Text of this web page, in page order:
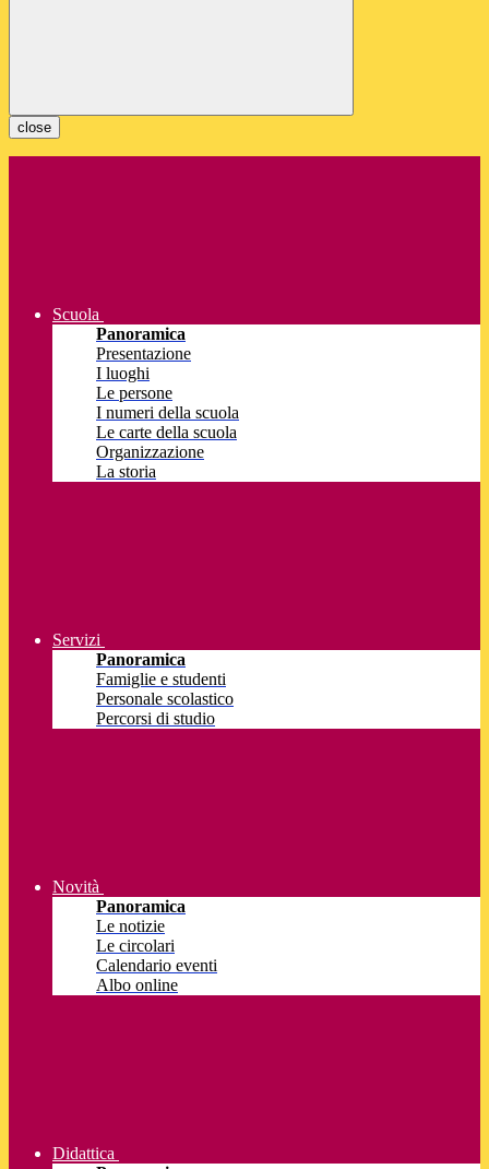
close
Scuola
Panoramica
Presentazione
I luoghi
Le persone
I numeri della scuola
Le carte della scuola
Organizzazione
La storia
Servizi
Panoramica
Famiglie e studenti
Personale scolastico
Percorsi di studio
Novità
Panoramica
Le notizie
Le circolari
Calendario eventi
Albo online
Didattica